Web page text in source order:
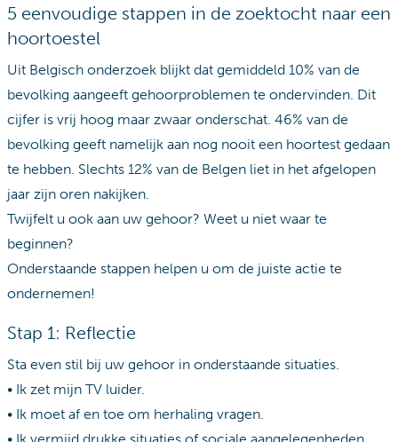
5 eenvoudige stappen in de zoektocht naar een
hoortoestel
Uit Belgisch onderzoek blijkt dat gemiddeld 10% van de
bevolking aangeeft gehoorproblemen te ondervinden. Dit
cijfer is vrij hoog maar zwaar onderschat. 46% van de
bevolking geeft namelijk aan nog nooit een hoortest gedaan
te hebben. Slechts 12% van de Belgen liet in het afgelopen
jaar zijn oren nakijken.
Twijfelt u ook aan uw gehoor? Weet u niet waar te
beginnen?
Onderstaande stappen helpen u om de juiste actie te
ondernemen!
Stap 1: Reflectie
Sta even stil bij uw gehoor in onderstaande situaties.
• Ik zet mijn TV luider.
• Ik moet af en toe om herhaling vragen.